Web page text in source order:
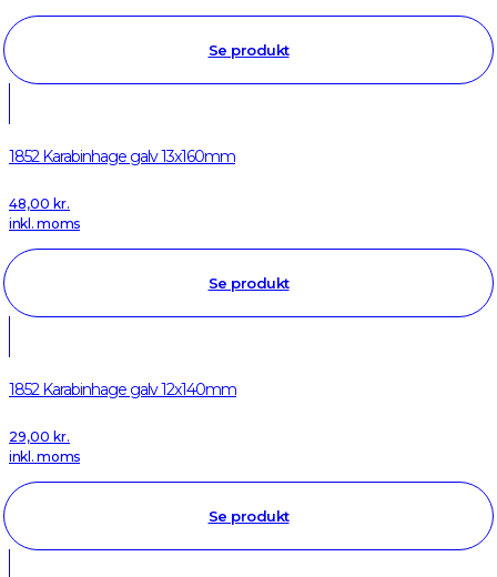
Se produkt
1852 Karabinhage galv 13x160mm
48,00 kr.
inkl. moms
Se produkt
1852 Karabinhage galv 12x140mm
29,00 kr.
inkl. moms
Se produkt